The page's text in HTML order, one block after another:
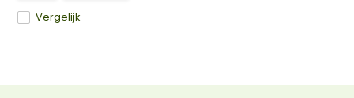
Vergelijk